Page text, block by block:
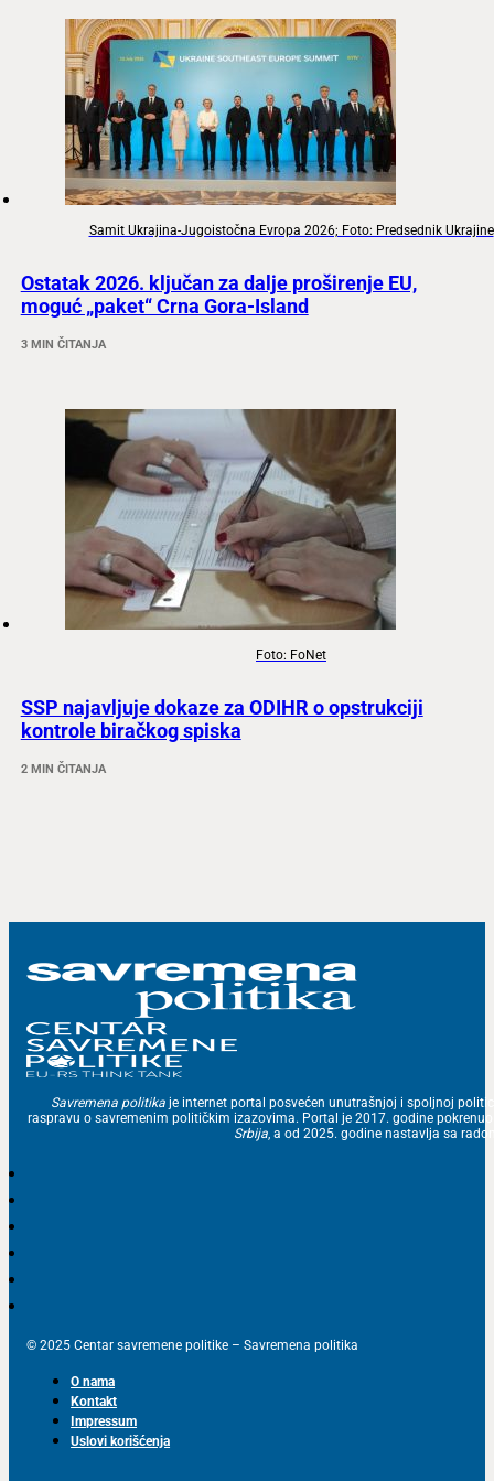
Samit Ukrajina-Jugoistočna Evropa 2026; Foto: Predsednik Ukrajine
Ostatak 2026. ključan za dalje proširenje EU,
moguć „paket“ Crna Gora-Island
3 MIN ČITANJA
Foto: FoNet
SSP najavljuje dokaze za ODIHR o opstrukciji
kontrole biračkog spiska
2 MIN ČITANJA
Savremena politika je internet portal posvećen unutrašnjoj i spoljnoj
raspravu o savremenim političkim izazovima. Portal je 2017. godine
Srbija , a od 2025. godine nastavlja sa
© 2025 Centar savremene politike – Savremena politika
O nama
Kontakt
Impressum
Uslovi korišćenja